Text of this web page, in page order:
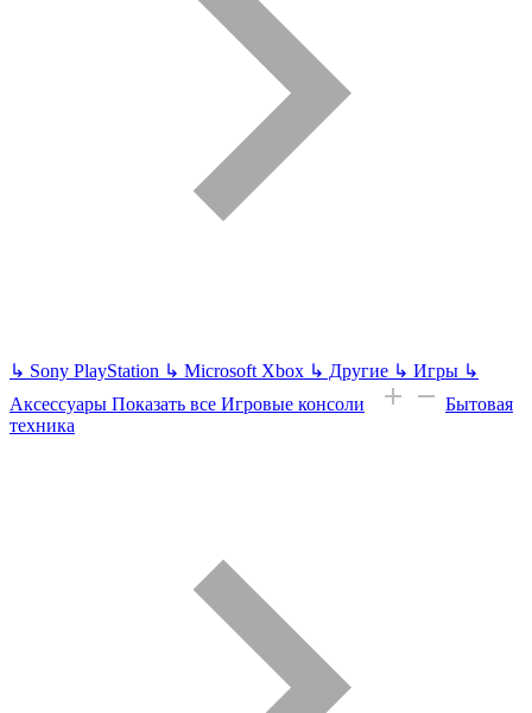
↳ Sony PlayStation ↳ Microsoft Xbox ↳ Другие ↳ Игры ↳
Аксессуары Показать все Игровые консоли
Бытовая
техника